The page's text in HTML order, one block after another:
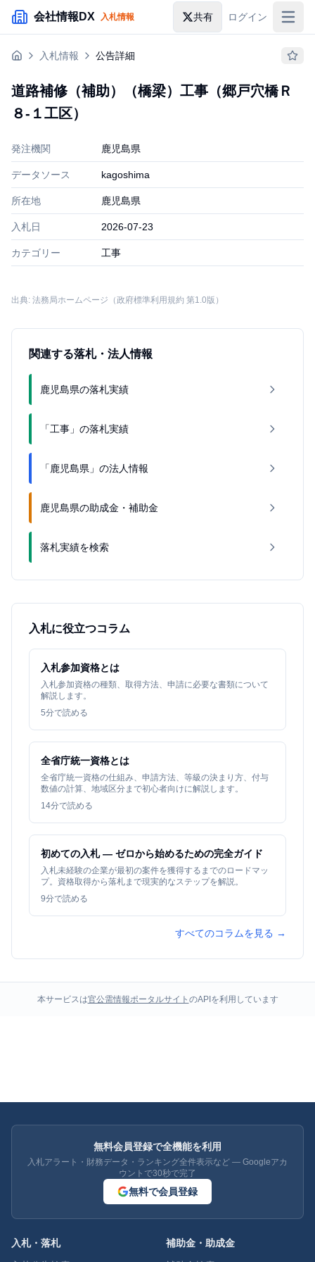
メインコンテンツにスキップ
会社情報DX 入札情報 共有 ログイン
入札情報入札情報 公告詳細
道路補修（補助）（橋梁）工事（郷戸穴橋Ｒ
８‐１工区）
発注機関 鹿児島県
データソース kagoshima
所在地 鹿児島県
入札日 2026-07-23
カテゴリー 工事
出典: 法務局ホームページ（政府標準利用規約 第1.0版）
関連する落札・法人情報
鹿児島県の落札実績
「工事」の落札実績
「鹿児島県」の法人情報
鹿児島県の助成金・補助金
落札実績を検索
入札に役立つコラム
入札参加資格とは
入札参加資格の種類、取得方法、申請に必要な書類について
解説します。
5分で読める
全省庁統一資格とは
全省庁統一資格の仕組み、申請方法、等級の決まり方、付与
数値の計算、地域区分まで初心者向けに解説します。
14分で読める
初めての入札 — ゼロから始めるための完全ガイド
入札未経験の企業が最初の案件を獲得するまでのロードマッ
プ。資格取得から落札まで現実的なステップを解説。
9分で読める
すべてのコラムを見る →
本サービスは官公需情報ポータルサイト のAPIを利用しています
無料会員登録で全機能を利用
入札アラート・財務データ・ランキング全件表示など — Googleアカ
ウントで30秒で完了
無料で会員登録
入札・落札
補助金・助成金